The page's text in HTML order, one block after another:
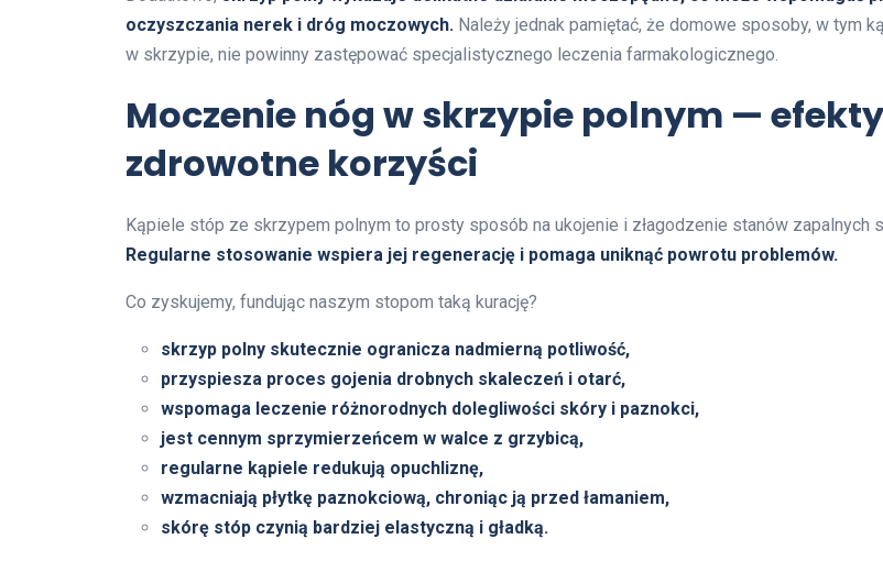
oczyszczania nerek i dróg moczowych. Należy jednak pamiętać, że domowe sposoby, w tym
w skrzypie, nie powinny zastępować specjalistycznego leczenia farmakologicznego.
Moczenie nóg w skrzypie polnym —
zdrowotne korzyści
Kąpiele stóp ze skrzypem polnym to prosty sposób na ukojenie i złagodzenie stanów zapalnych
Regularne stosowanie wspiera jej regenerację i pomaga uniknąć powrotu problemów.
Co zyskujemy, fundując naszym stopom taką kurację?
skrzyp polny skutecznie ogranicza nadmierną potliwość,
przyspiesza proces gojenia drobnych skaleczeń i otarć,
wspomaga leczenie różnorodnych dolegliwości skóry i paznokci,
jest cennym sprzymierzeńcem w walce z grzybicą,
regularne kąpiele redukują opuchliznę,
wzmacniają płytkę paznokciową, chroniąc ją przed łamaniem,
skórę stóp czynią bardziej elastyczną i gładką.